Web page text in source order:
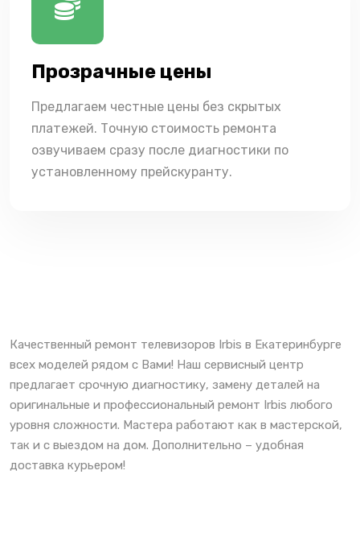
Прозрачные цены
Предлагаем честные цены без скрытых
платежей. Точную стоимость ремонта
озвучиваем сразу после диагностики по
установленному прейскуранту.
Качественный ремонт телевизоров Irbis в Екатеринбурге
всех моделей рядом с Вами! Наш сервисный центр
предлагает срочную диагностику, замену деталей на
оригинальные и профессиональный ремонт Irbis любого
уровня сложности. Мастера работают как в мастерской,
так и с выездом на дом. Дополнительно – удобная
доставка курьером!